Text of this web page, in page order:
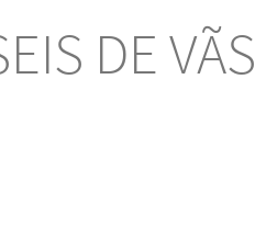
DE VÃS